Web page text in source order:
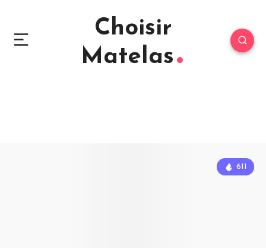
Choisir
Matelas
611